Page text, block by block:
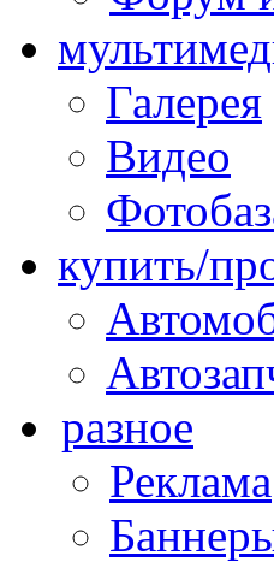
Галерея
Видео
купить/
разное
Реклама